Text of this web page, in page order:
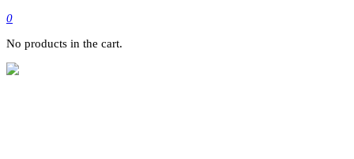
0
No products in the cart.